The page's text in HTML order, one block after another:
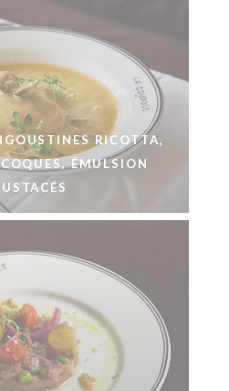
RICOTTA,
ÉMULSION